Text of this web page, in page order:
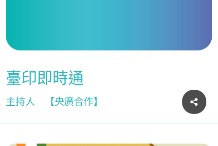
臺印即時通
主持人 【央廣合作】